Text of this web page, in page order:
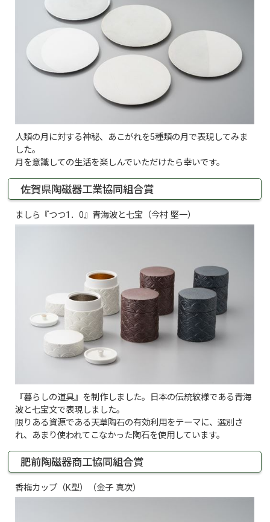
人類の月に対する神秘、あこがれを5種類の月で表現してみま
した。
月を意識しての生活を楽しんでいただけたら幸いです。
佐賀県陶磁器工業協同組合賞
ましら『つつ1．0』青海波と七宝（今村 堅一）
『暮らしの道具』を制作しました。日本の伝統紋様である青海
波と七宝文で表現しました。
限りある資源である天草陶石の有効利用をテーマに、選別さ
れ、あまり使われてこなかった陶石を使用しています。
肥前陶磁器商工協同組合賞
香梅カップ（K型）（金子 真次）